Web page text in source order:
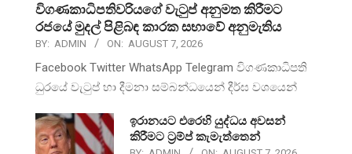
විගණකාධිපතිවරියගේ වැටුප් අනුමත කිරීමට
රජයේ මුදල් පිළිබඳ කාරක සභාවේ අනුමැතිය
BY: ADMIN ON: AUGUST 7, 2026
Facebook Twitter WhatsApp Telegram විගණකාධිපති
ධුරයේ වැටුප් හා දීමනා සම්බන්ධයෙන් දීර්ඝ වශයෙන්
ඉරානයට එරෙහි යුද්ධය අවසන්
කිරීමට ට්‍රම්ප් කැමැත්තෙන්